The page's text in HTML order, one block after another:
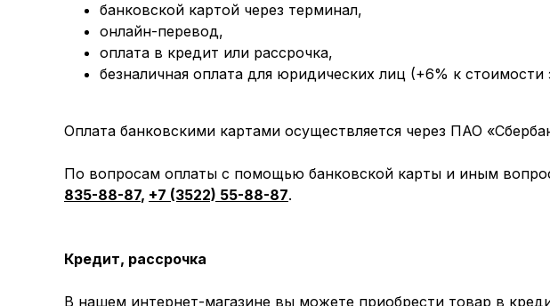
банковской картой через терминал,
онлайн-перевод,
оплата в кредит или рассрочка,
безналичная оплата для юридических лиц (+6% к стоимости
Оплата банковскими картами осуществляется через ПАО
По вопросам оплаты с помощью банковской карты и иным
835-88-87, +7 (3522) 55-88-87.
Кредит, рассрочка
В нашем интернет-магазине вы можете приобрести товар в